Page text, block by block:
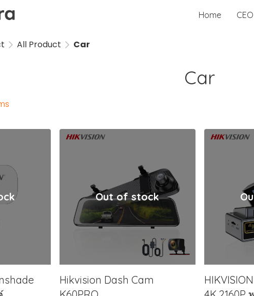
Home
All Product Car
Car
Out of stock
Hikvision Dash Cam